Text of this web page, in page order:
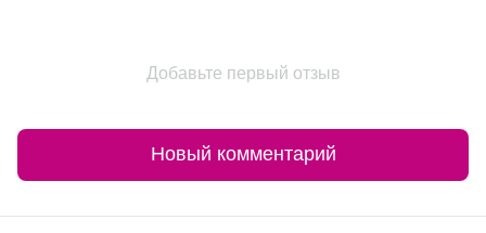
Добавьте первый отзыв
Новый комментарий